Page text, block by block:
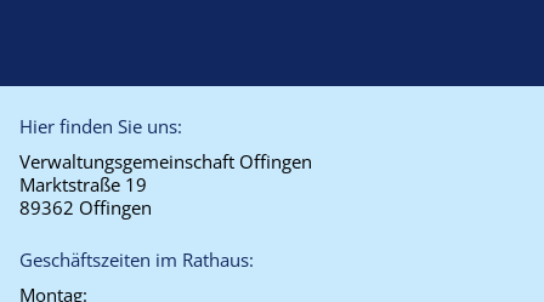
Hier finden Sie uns:
Verwaltungsgemeinschaft Offingen
Marktstraße 19
89362 Offingen
Geschäftszeiten im Rathaus:
Montag: